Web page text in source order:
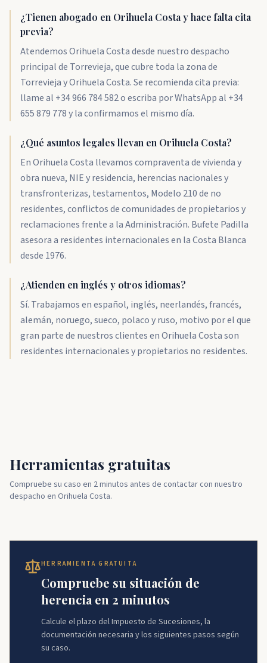
¿Tienen abogado en Orihuela Costa y hace falta cita
previa?
Atendemos Orihuela Costa desde nuestro despacho
principal de Torrevieja, que cubre toda la zona de
Torrevieja y Orihuela Costa. Se recomienda cita previa:
llame al +34 966 784 582 o escriba por WhatsApp al +34
655 879 778 y la confirmamos el mismo día.
¿Qué asuntos legales llevan en Orihuela Costa?
En Orihuela Costa llevamos compraventa de vivienda y
obra nueva, NIE y residencia, herencias nacionales y
transfronterizas, testamentos, Modelo 210 de no
residentes, conflictos de comunidades de propietarios y
reclamaciones frente a la Administración. Bufete Padilla
asesora a residentes internacionales en la Costa Blanca
desde 1976.
¿Atienden en inglés y otros idiomas?
Sí. Trabajamos en español, inglés, neerlandés, francés,
alemán, noruego, sueco, polaco y ruso, motivo por el que
gran parte de nuestros clientes en Orihuela Costa son
residentes internacionales y propietarios no residentes.
Herramientas gratuitas
Compruebe su caso en 2 minutos antes de contactar con nuestro
despacho en Orihuela Costa.
HERRAMIENTA GRATUITA
Compruebe su situación de
herencia en 2 minutos
Calcule el plazo del Impuesto de Sucesiones, la
documentación necesaria y los siguientes pasos según
su caso.